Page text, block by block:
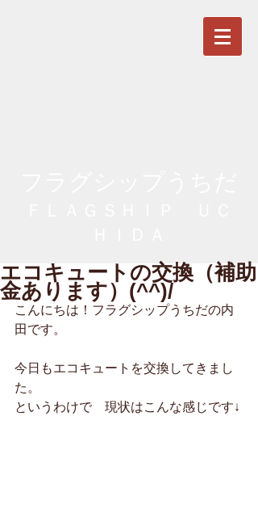
エコキュートの交換（補助
金あります）(^^)/
こんにちは！フラグシップうちだの内
田です。
今日もエコキュートを交換してきまし
た。
というわけで　現状はこんな感じです↓